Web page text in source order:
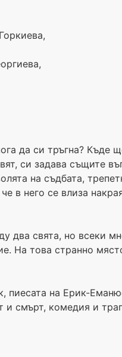
да си тръгна? Къде
си задава същите
на съдбата,
в него се влиза
два свята, но всеки
На това странно
пиесата на Ерик-
смърт, комедия и